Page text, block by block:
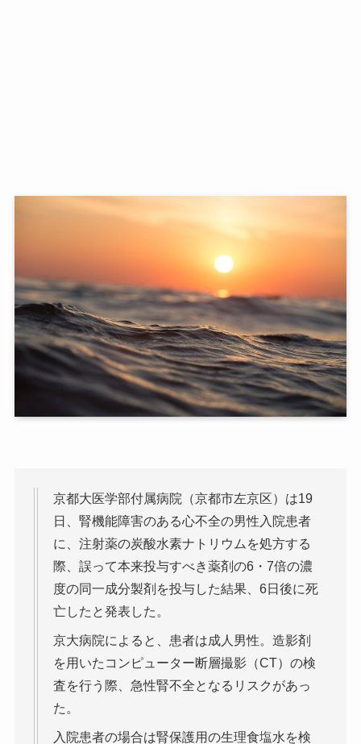
京都大医学部付属病院（京都市左京区）は19
日、腎機能障害のある心不全の男性入院患者
に、注射薬の炭酸水素ナトリウムを処方する
際、誤って本来投与すべき薬剤の6・7倍の濃
度の同一成分製剤を投与した結果、6日後に死
亡したと発表した。
京大病院によると、患者は成人男性。造影剤
を用いたコンピューター断層撮影（CT）の検
査を行う際、急性腎不全となるリスクがあっ
た。
入院患者の場合は腎保護用の生理食塩水を検